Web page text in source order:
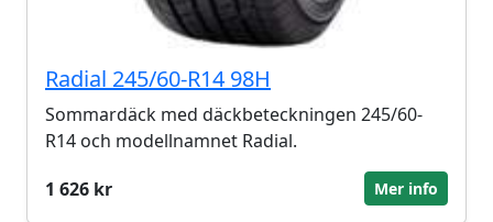
Radial 245/60-R14 98H
Sommardäck med däckbeteckningen 245/60-
R14 och modellnamnet Radial.
1 626 kr
Mer info